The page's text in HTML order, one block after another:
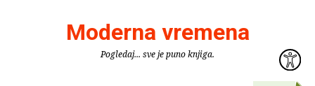
Moderna vremena
Pogledaj... sve je puno knjiga.